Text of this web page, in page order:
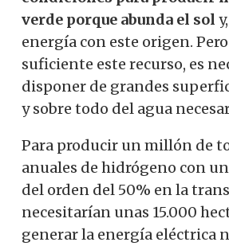
verde porque abunda el sol
energía con este origen.
suficiente este recurso, es
disponer de grandes
y sobre todo del agua
Para producir un millón de
anuales de hidrógeno con
del orden del 50% en la
necesitarían unas 15.000
generar la energía eléctrica